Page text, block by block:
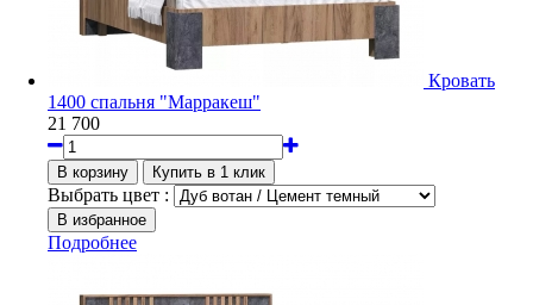
Кровать
1400 спальня "Марракеш"
21 700
Выбрать цвет :
Подробнее